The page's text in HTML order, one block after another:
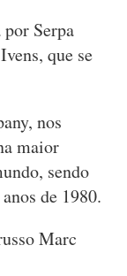
Serpa
que se
nos
maior
sendo
de 1980.
Marc